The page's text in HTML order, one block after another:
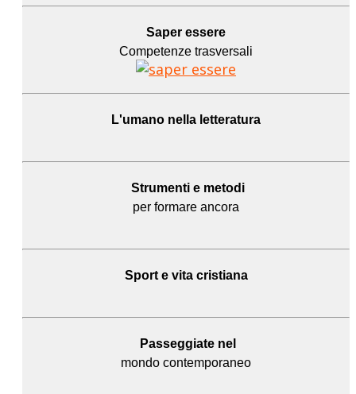
Saper essere
Competenze trasversali
L'umano nella letteratura
Strumenti e metodi
per formare ancora
Sport e vita cristiana
Passeggiate nel
mondo contemporaneo